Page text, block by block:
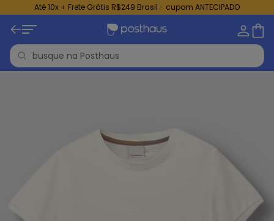
Até 10x + Frete Grátis R$249 Brasil - cupom ANTECIPADO